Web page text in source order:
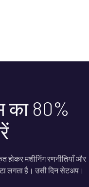
का 80%
मशीनिंग रणनीतियाँ और
लगता है। उसी दिन सेटअप।